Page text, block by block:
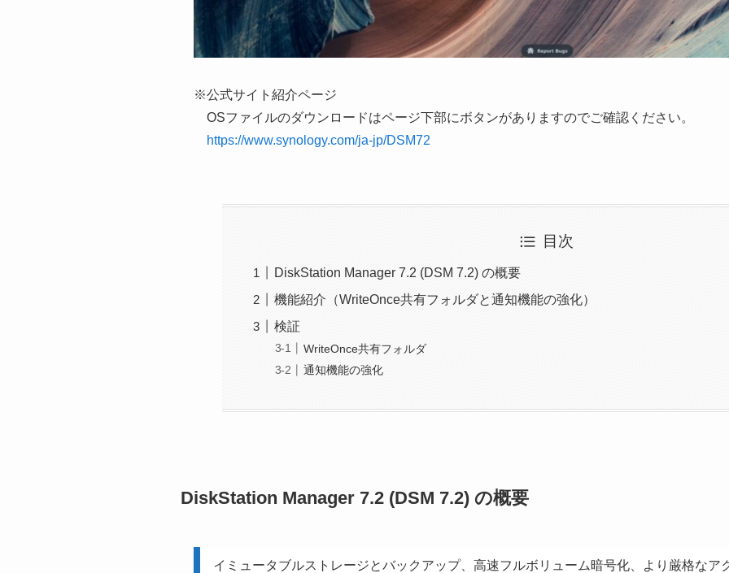
※公式サイト紹介ページ
OSファイルのダウンロードはページ下部にボタンがありますのでご確認ください。
https://www.synology.com/ja-jp/DSM72
目次
DiskStation Manager 7.2 (DSM 7.2) の概要
機能紹介（WriteOnce共有フォルダと通知機能の強化）
検証
WriteOnce共有フォルダ
通知機能の強化
DiskStation Manager 7.2 (DSM 7.2) の概要
イミュータブルストレージとバックアップ、高速フルボリューム暗号化、より厳格なア